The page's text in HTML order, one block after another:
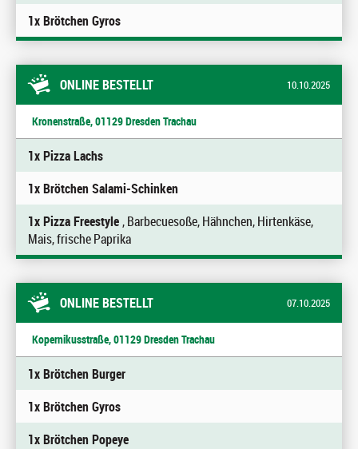
1x Brötchen Gyros
ONLINE BESTELLT 10.10.2025
Kronenstraße, 01129 Dresden Trachau
1x Pizza Lachs
1x Brötchen Salami-Schinken
1x Pizza Freestyle, Barbecuesoße, Hähnchen, Hirtenkäse,
Mais, frische Paprika
ONLINE BESTELLT 07.10.2025
Kopernikusstraße, 01129 Dresden Trachau
1x Brötchen Burger
1x Brötchen Gyros
1x Brötchen Popeye